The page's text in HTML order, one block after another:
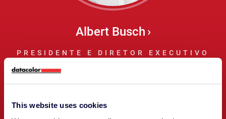
This website uses cookies
Albert Busch
PRESIDENTE E DIRETOR EXECUTIVO